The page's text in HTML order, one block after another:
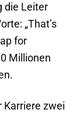
die Leiter
„That’s
for
Millionen
zwei